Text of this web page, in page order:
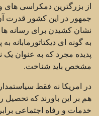
از بزرگترین دمکراسی های
جمهور در این کشور قدرت
نشان کشیدن برای رسانه
به گونه ای دیکتاتورمابانه
پدیده مجرد که به عنوان
مشخص باید شناخت.
در امریکا نه فقط
هم بر این باورند که تحصیل
خدمات و رفاه اجتماعی